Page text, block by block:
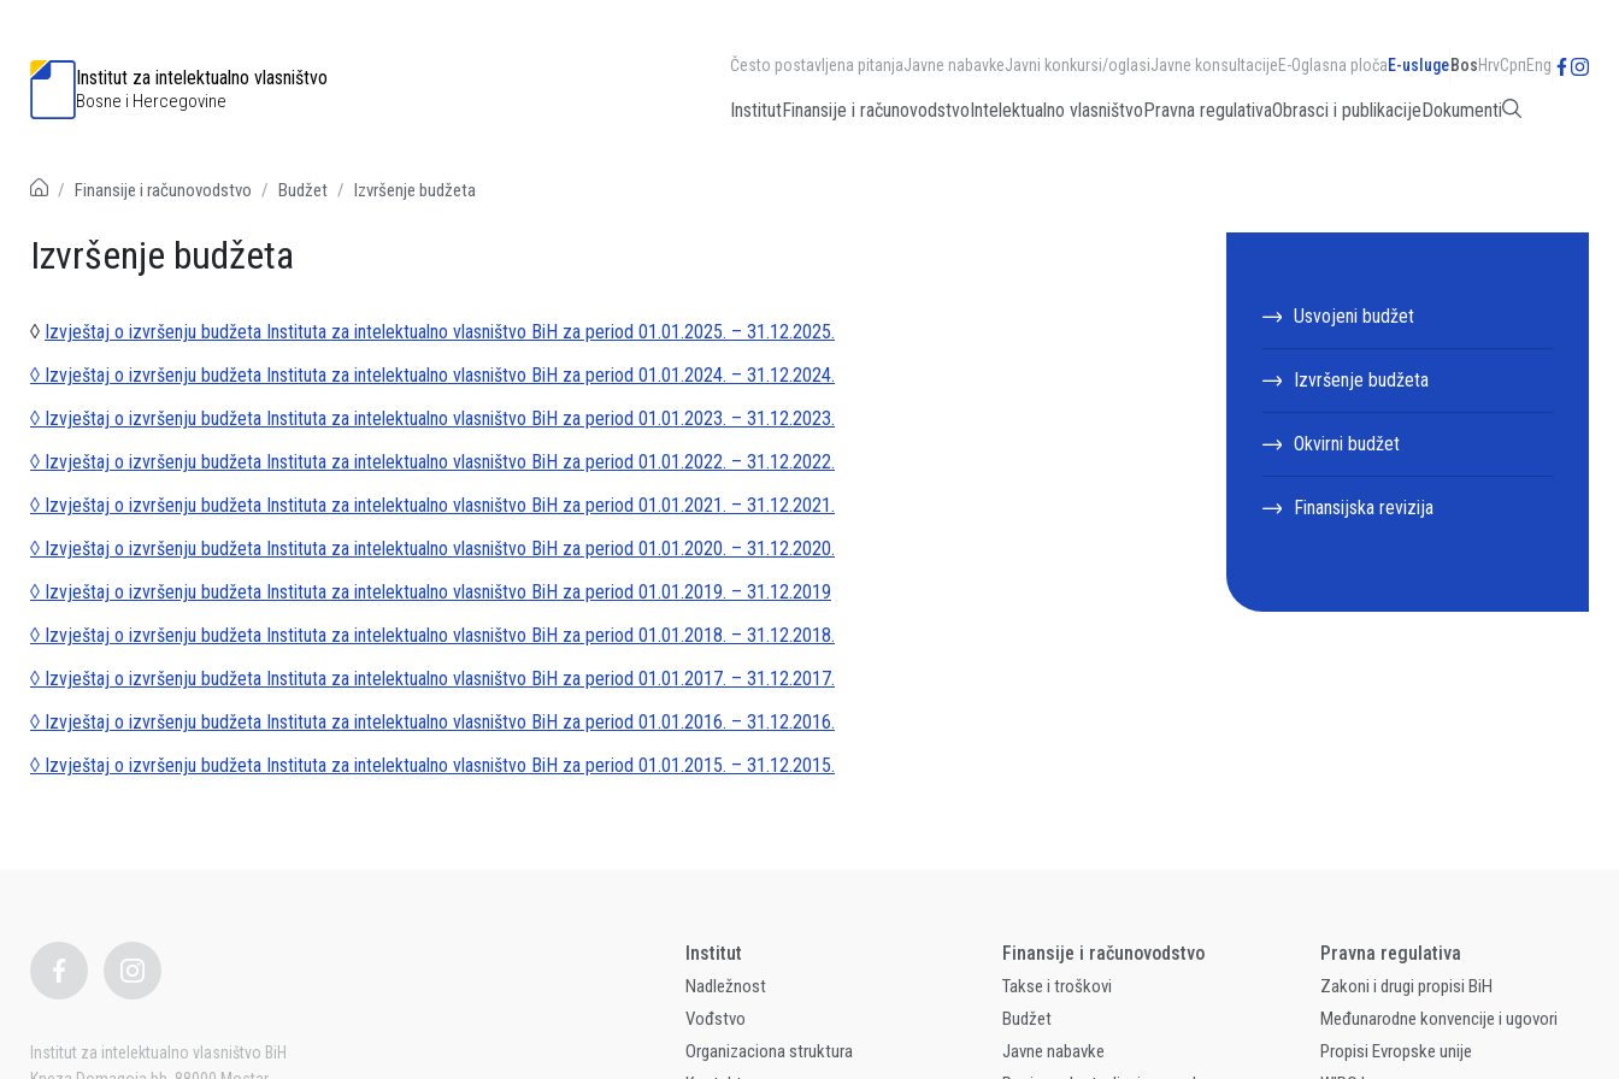
Institut za intelektualno vlasništvo
Bosne i Hercegovine
Često postavljena pitanjaJavne nabavkeJavni konkursi/oglasiJavne konsultacijeE-Oglasna pločaE-uslugeBosHrvСрпEng
InstitutFinansije i računovodstvoIntelektualno vlasništvoPravna regulativaObrasci i publikacijeDokumenti
Finansije i računovodstvo Budžet Izvršenje budžeta
Izvršenje budžeta
◊ Izvještaj o izvršenju budžeta Instituta za intelektualno vlasništvo BiH za period 01.01.2025. – 31.12.2025.
◊ Izvještaj o izvršenju budžeta Instituta za intelektualno vlasništvo BiH za period 01.01.2024. – 31.12.2024.
◊ Izvještaj o izvršenju budžeta Instituta za intelektualno vlasništvo BiH za period 01.01.2023. – 31.12.2023.
◊ Izvještaj o izvršenju budžeta Instituta za intelektualno vlasništvo BiH za period 01.01.2022. – 31.12.2022.
◊ Izvještaj o izvršenju budžeta Instituta za intelektualno vlasništvo BiH za period 01.01.2021. – 31.12.2021.
◊ Izvještaj o izvršenju budžeta Instituta za intelektualno vlasništvo BiH za period 01.01.2020. – 31.12.2020.
◊ Izvještaj o izvršenju budžeta Instituta za intelektualno vlasništvo BiH za period 01.01.2019. – 31.12.2019
◊ Izvještaj o izvršenju budžeta Instituta za intelektualno vlasništvo BiH za period 01.01.2018. – 31.12.2018.
◊ Izvještaj o izvršenju budžeta Instituta za intelektualno vlasništvo BiH za period 01.01.2017. – 31.12.2017.
◊ Izvještaj o izvršenju budžeta Instituta za intelektualno vlasništvo BiH za period 01.01.2016. – 31.12.2016.
◊ Izvještaj o izvršenju budžeta Instituta za intelektualno vlasništvo BiH za period 01.01.2015. – 31.12.2015.
Usvojeni budžet
Izvršenje budžeta
Okvirni budžet
Finansijska revizija
Institut za intelektualno vlasništvo BiH
Institut
Nadležnost
Vođstvo
Organizaciona struktura
Finansije i računovodstvo
Takse i troškovi
Budžet
Javne nabavke
Pravna regulativa
Zakoni i drugi propisi BiH
Međunarodne konvencije i ugovori
Propisi Evropske unije